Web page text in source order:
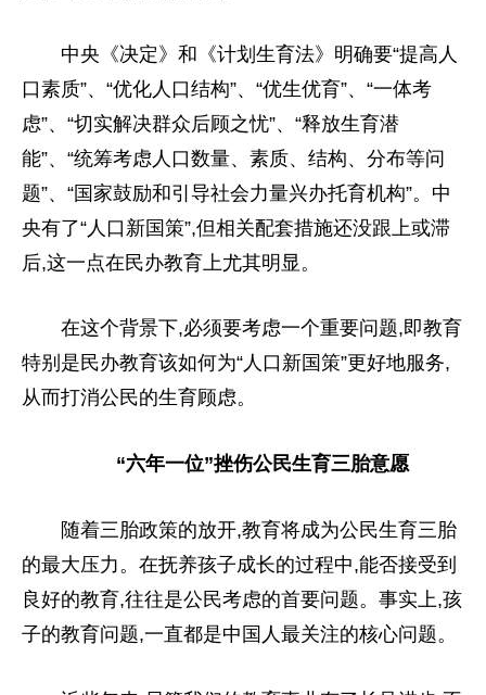
中央 《决定》和《计划生育法》明确要“提高人
口素质”、“优化人口结构”、“优生优育”、“一体考
虑”、“切实解决群众后顾之忧”、“释放生育潜
能”、“统筹考虑人口数量、素质、结构、分布等问
题”、“国家鼓励和引导社会力量兴办托育机构”。 中
央有了“人口新国策”,但相关配套措施还没跟上或滞
后,这一点在民办教育上尤其明显。
在这个背景下,必须要考虑一个重要问题,即教育
特别是民办教育该如何为“人口新国策”更好地服务,
从而打消公民的生育顾虑。
“六年一位”挫伤公民生育三胎意愿
随着三胎政策的放开,教育将成为公民生育三胎
的最大压力。在抚养孩子成长的过程中,能否接受到
良好的教育,往往是公民考虑的首要问题。事实上,孩
子的教育问题,一直都是中国 人最关注的核心问题。